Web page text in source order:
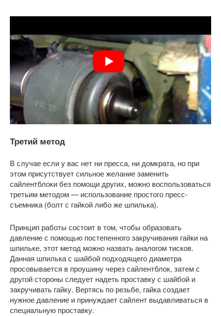
Третий метод
В случае если у вас нет ни пресса, ни домкрата, но при
этом присутствует сильное желание заменить
сайлентблоки без помощи других, можно воспользоваться
третьим методом — использование простого пресс-
съемника (болт с гайкой либо же шпилька).
Принцип работы состоит в том, чтобы образовать
давление с помощью постепенного закручивания гайки на
шпильке, этот метод можно назвать аналогом тисков.
Данная шпилька с шайбой подходящего диаметра
просовывается в проушину через сайлентблок, затем с
другой стороны следует надеть проставку с шайбой и
закручивать гайку. Вертясь по резьбе, гайка создает
нужное давление и принуждает сайлент выдавливаться в
специальную проставку.